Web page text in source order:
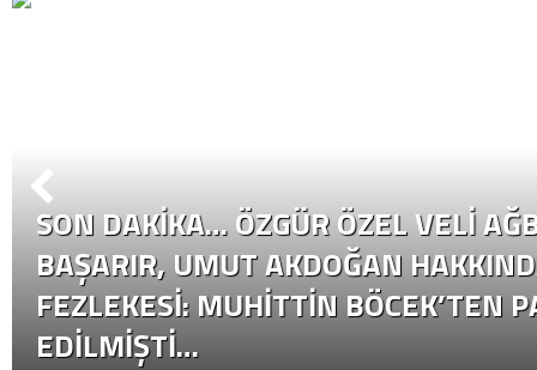
SON DAKİKA… ÖZGÜR ÖZEL VELI
BAŞARIR, UMUT AKDOĞAN
FEZLEKESI: MUHITTIN BÖCEK’TEN
EDILMIŞTI…